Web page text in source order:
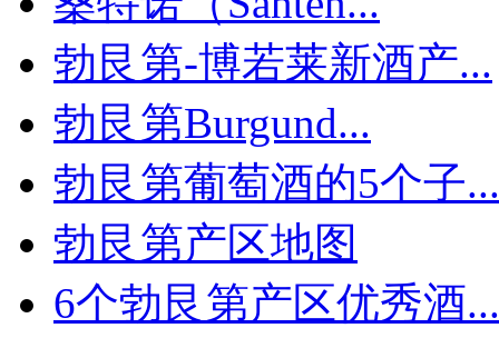
勃艮第-博若莱新酒产...
勃艮第Burgund...
勃艮第葡萄酒的5个子...
勃艮第产区地图
6个勃艮第产区优秀酒...